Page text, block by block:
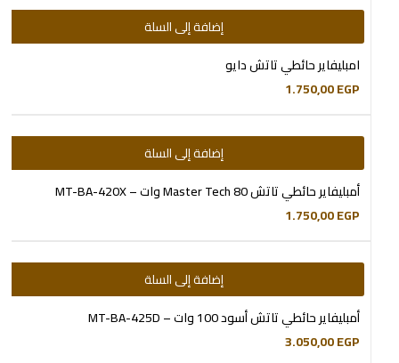
إضافة إلى السلة
امبليفاير حائطي تاتش دايو
1.750,00EGP
إضافة إلى السلة
أمبليفاير حائطي تاتش Master Tech 80 وات – MT-BA-420X
1.750,00EGP
إضافة إلى السلة
أمبليفاير حائطي تاتش أسود 100 وات – MT-BA-425D
3.050,00EGP